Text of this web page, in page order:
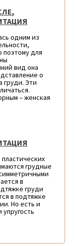
одним из
поэтому для
вид она
о
груди. Эти
– женская
грудные
в
груди
в подтяжке
Но есть и